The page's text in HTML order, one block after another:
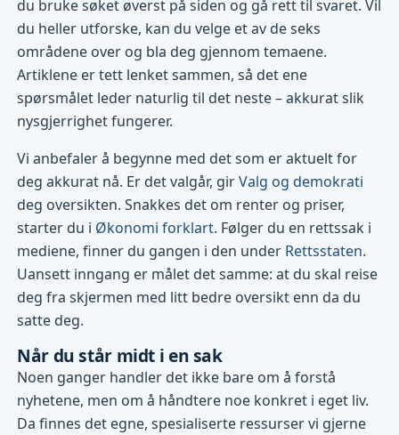
du bruke søket øverst på siden og gå rett til svaret. Vil
du heller utforske, kan du velge et av de seks
områdene over og bla deg gjennom temaene.
Artiklene er tett lenket sammen, så det ene
spørsmålet leder naturlig til det neste – akkurat slik
nysgjerrighet fungerer.
Vi anbefaler å begynne med det som er aktuelt for
deg akkurat nå. Er det valgår, girValg og demokrati
deg oversikten. Snakkes det om renter og priser,
starter du i Økonomi forklart. Følger du en rettssak i
mediene, finner du gangen i den under Rettsstaten.
Uansett inngang er målet det samme: at du skal reise
deg fra skjermen med litt bedre oversikt enn da du
satte deg.
Når du står midt i en sak
Noen ganger handler det ikke bare om å forstå
nyhetene, men om å håndtere noe konkret i eget liv.
Da finnes det egne, spesialiserte ressurser vi gjerne